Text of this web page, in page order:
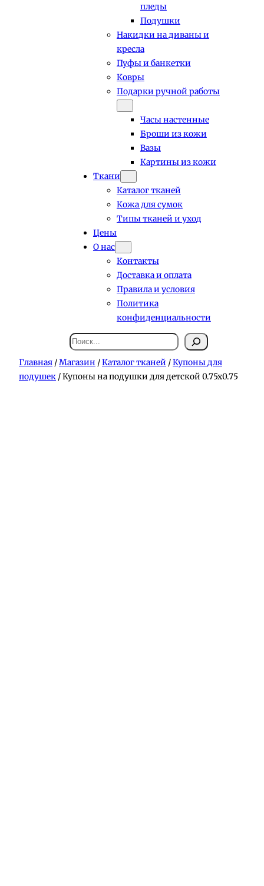
пледы
Подушки
Накидки на диваны и
кресла
Пуфы и банкетки
Ковры
Подарки ручной работы
Часы настенные
Броши из кожи
Вазы
Картины из кожи
Ткани
Каталог тканей
Кожа для сумок
Типы тканей и уход
Цены
О нас
Контакты
Доставка и оплата
Правила и условия
Политика
конфиденциальности
Поиск
Главная /Магазин /Каталог тканей /Купоны для
подушек / Купоны на подушки для детской 0.75х0.75